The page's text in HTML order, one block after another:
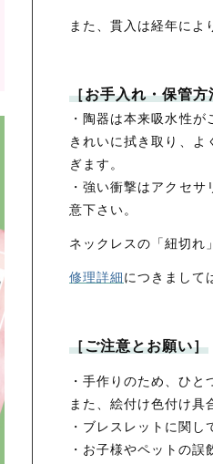
また、貫入は経年によ
［お手入れ・保管方
・陶器は本来吸水性
きれいに拭き取り、
ぎます。
・強い衝撃はアクセ
意下さい。
ネックレスの「紐切れ
修理詳細につきまして
［ご注意とお願い］
・手作りのため、ひと
また、絵付け色付け具
・ブレスレットに関
・お子様やペットの